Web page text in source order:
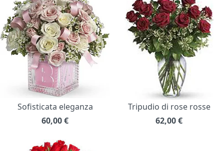
Sofisticata eleganza
60,00€
Tripudio di rose rosse
62,00€